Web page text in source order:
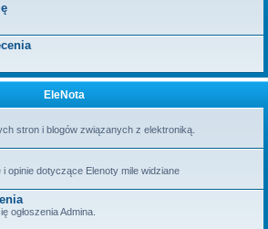
EleNota
stron i blogów związanych z elektroniką.
opinie dotyczące Elenoty mile widziane
ogłoszenia Admina.